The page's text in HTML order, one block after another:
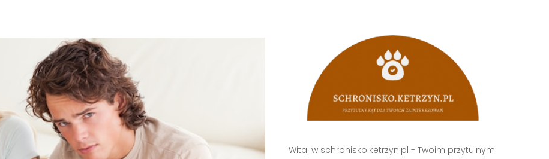
Witaj w schronisko.ketrzyn.pl - Twoim przytulnym